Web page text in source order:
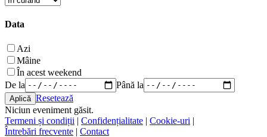
Data
Azi
Mâine
În acest weekend
De la
Până la
Resetează
Niciun eveniment găsit.
Termeni și condiții | Confidențialitate | Cookie-uri |
Întrebări frecvente | Contact